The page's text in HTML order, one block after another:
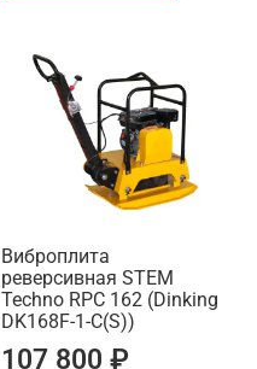
Виброплита
реверсивная STEM
Techno RPC 162 (Dinking
DK168F-1-C(S))
107 800 ₽